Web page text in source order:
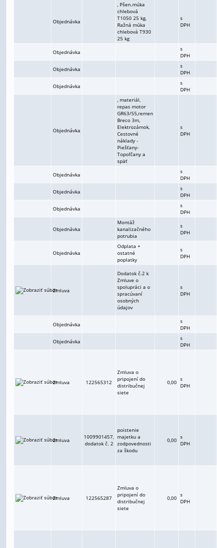
Objednávka
, Pšen.múka
chlebová
T1050 25 kg,
Ražná múka
chlebová T930
25 kg
s
DPH
Objednávka
s
DPH
Objednávka
s
DPH
Objednávka
s
DPH
Objednávka
, materiál,
repas motor
GR63/55,remen
Breco 3m,
Elektrozámok,
Cestovné
náklady -
Piešťany-
Topoľčany a
späť
s
DPH
Objednávka
s
DPH
Objednávka
s
DPH
Objednávka
s
DPH
Objednávka
Montáž
kanalizačného
potrubia
s
DPH
Objednávka
Odplata +
ostatné
poplatky
s
DPH
Zmluva
Dodatok č.2 k
Zmluve o
spolupráci a o
spracúvaní
osobných
údajov
s
DPH
Objednávka
s
DPH
Objednávka
s
DPH
Zmluva 122565312
Zmluva o
pripojení do
distribučnej
siete
0,00 s
DPH
Zmluva
1009901457,
dodatok č. 2
poistenie
majetku a
zodpovednosti
za škodu
0,00 s
DPH
Zmluva 122565287
Zmluva o
pripojení do
distribučnej
siete
0,00 s
DPH